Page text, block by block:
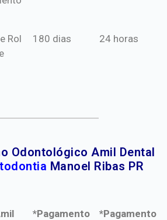
Rol
180 dias 24 horas
Odontológico Amil Dental
Manoel Ribas PR
*Pagamento
*Pagamento